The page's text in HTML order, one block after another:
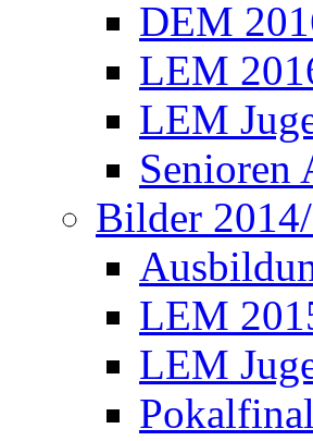
DEM
LEM
LEM
Senioren
Bilder
LEM
LEM